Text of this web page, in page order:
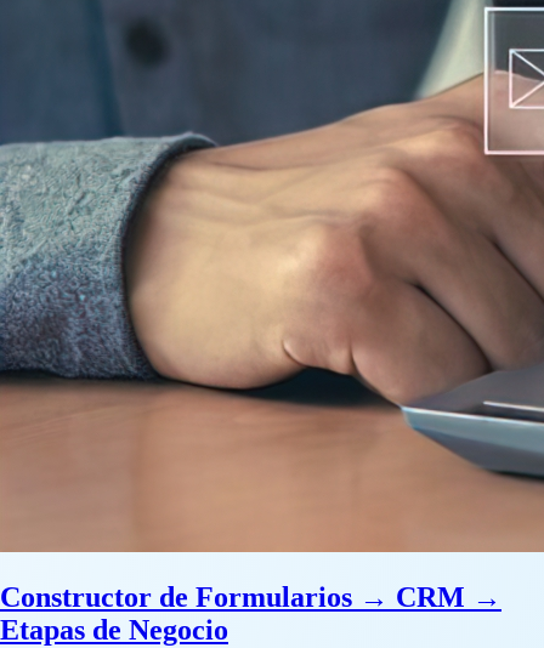
Constructor de Formularios → CRM →
Etapas de Negocio